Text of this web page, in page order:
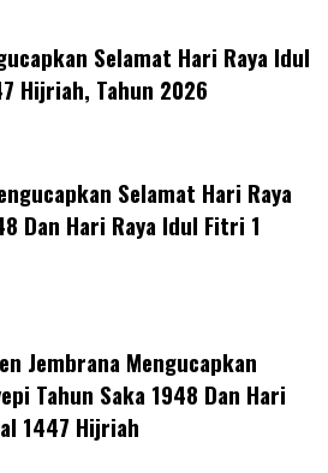
Selamat Hari Raya Idul
Hijriah, Tahun 2026
Selamat Hari Raya
Dan Hari Raya Idul Fitri 1
Jembrana Mengucapkan
Tahun Saka 1948 Dan Hari
1447 Hijriah